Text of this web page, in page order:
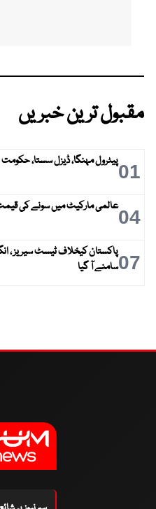
مقبول ترین خبریں
01پیٹرول مہنگا، ڈیزل سستا، حکومت
04عالمی مارکیٹ میں سونے کی
07سامنے آ گیا